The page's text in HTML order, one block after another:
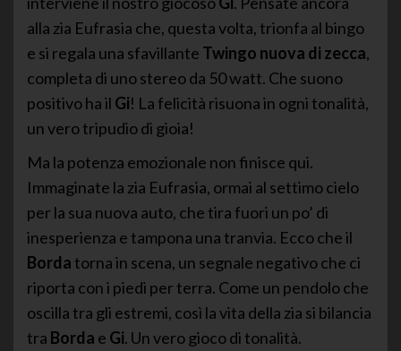
alla zia Eufrasia che, questa volta, trionfa al bingo
e si regala una sfavillante Twingo nuova di zecca,
completa di uno stereo da 50 watt. Che suono
positivo ha il Gi! La felicità risuona in ogni tonalità,
un vero tripudio di gioia!
Ma la potenza emozionale non finisce qui.
Immaginate la zia Eufrasia, ormai al settimo cielo
per la sua nuova auto, che tira fuori un po’ di
inesperienza e tampona una tranvia. Ecco che il
Borda torna in scena, un segnale negativo che ci
riporta con i piedi per terra. Come un pendolo che
oscilla tra gli estremi, così la vita della zia si bilancia
tra Borda e Gi. Un vero gioco di tonalità.